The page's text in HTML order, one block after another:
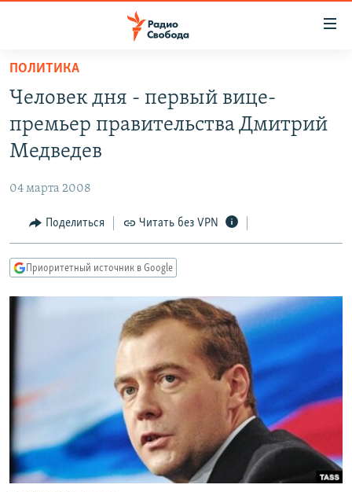
упрощенного
доступа
основному
Вернутся
Вернутся
АВТОРСКИЕ ПРОЕКТЫ
МНЕНИЯ
КУЛЬТУРА
КАВКАЗ.РЕАЛИИ
СЕВЕР.РЕАЛИИ
РАСПИСАНИЕ ВЕЩАНИЯ
ПОДПИШИТЕСЬ НА РАССЫЛКУ
СОЦИАЛЬНЫЕ СЕТИ
ПОЛИТИКА
Человек дня - первый вице-
премьер правительства Дмитрий
Медведев
04 марта 2008
Поделиться Читать без VPN
Приоритетный источник в Google